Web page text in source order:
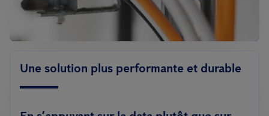
Une solution plus performante et durable